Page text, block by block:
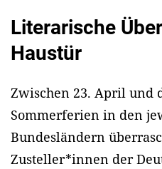
Literarische
Haustür
Zwischen 23. April und
Sommerferien in den
Bundesländern
Zusteller*innen der